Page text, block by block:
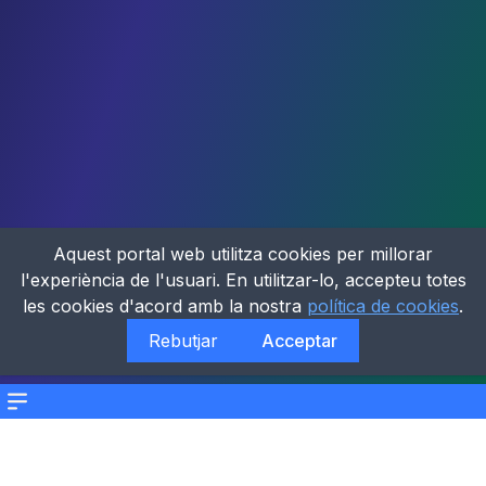
Menu
Aquest portal web utilitza cookies per millorar
l'experiència de l'usuari. En utilitzar-lo, accepteu totes
les cookies d'acord amb la nostra política de cookies.
Rebutjar
Acceptar